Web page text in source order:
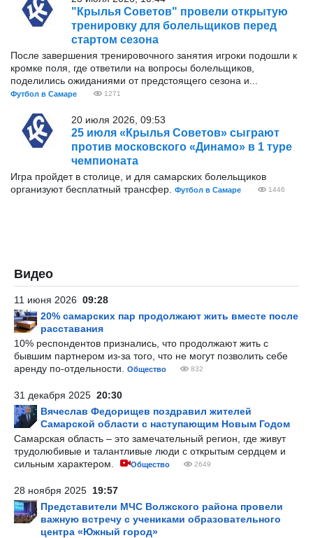
"Крылья Советов" провели открытую
тренировку для болельщиков перед
стартом сезона
После завершения тренировочного занятия игроки подошли к
кромке поля, где ответили на вопросы болельщиков,
поделились ожиданиями от предстоящего сезона и...
Футбол в Самаре 1271
20 июля 2026, 09:53
25 июля «Крылья Советов» сыграют
против московского «Динамо» в 1 туре
чемпионата
Игра пройдет в столице, и для самарских болельщиков
организуют бесплатный трансфер.
Футбол в Самаре 1446
Видео
11 июня 2026 09:28
20% самарских пар продолжают жить вместе после
расставания
10% респондентов признались, что продолжают жить с
бывшим партнером из-за того, что не могут позволить себе
аренду по-отдельности.
Общество 832
31 декабря 2025 20:30
Вячеслав Федорищев поздравил жителей
Самарской области с наступающим Новым Годом
Самарская область – это замечательный регион, где живут
трудолюбивые и талантливые люди с открытым сердцем и
сильным характером.
Общество 2649
28 ноября 2025 19:57
Представители МЧС Волжского района провели
важную встречу с учениками образовательного
центра «Южный город»